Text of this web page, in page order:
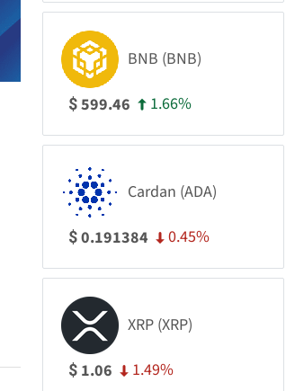
BNB (BNB)
$599.46 1.66%
Cardan (ADA)
$0.191384 0.45%
XRP (XRP)
$ 1.06 1.49%